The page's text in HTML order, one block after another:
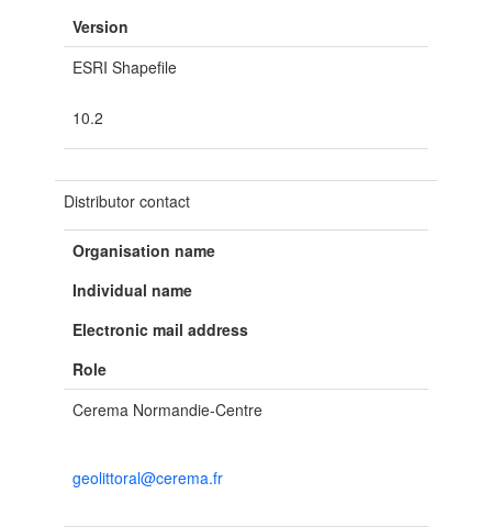
Version
ESRI Shapefile
10.2
Distributor contact
Organisation name
Individual name
Electronic mail address
Role
Cerema Normandie-Centre
geolittoral@cerema.fr